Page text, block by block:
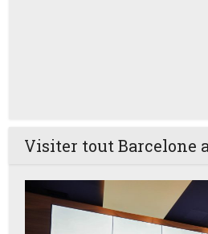
Visiter tout Barcelone